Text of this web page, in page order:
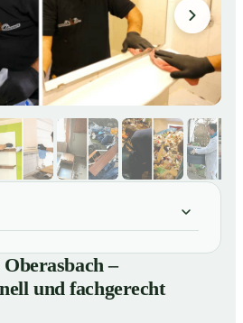
– professionell, schnell
–
und fachgerecht